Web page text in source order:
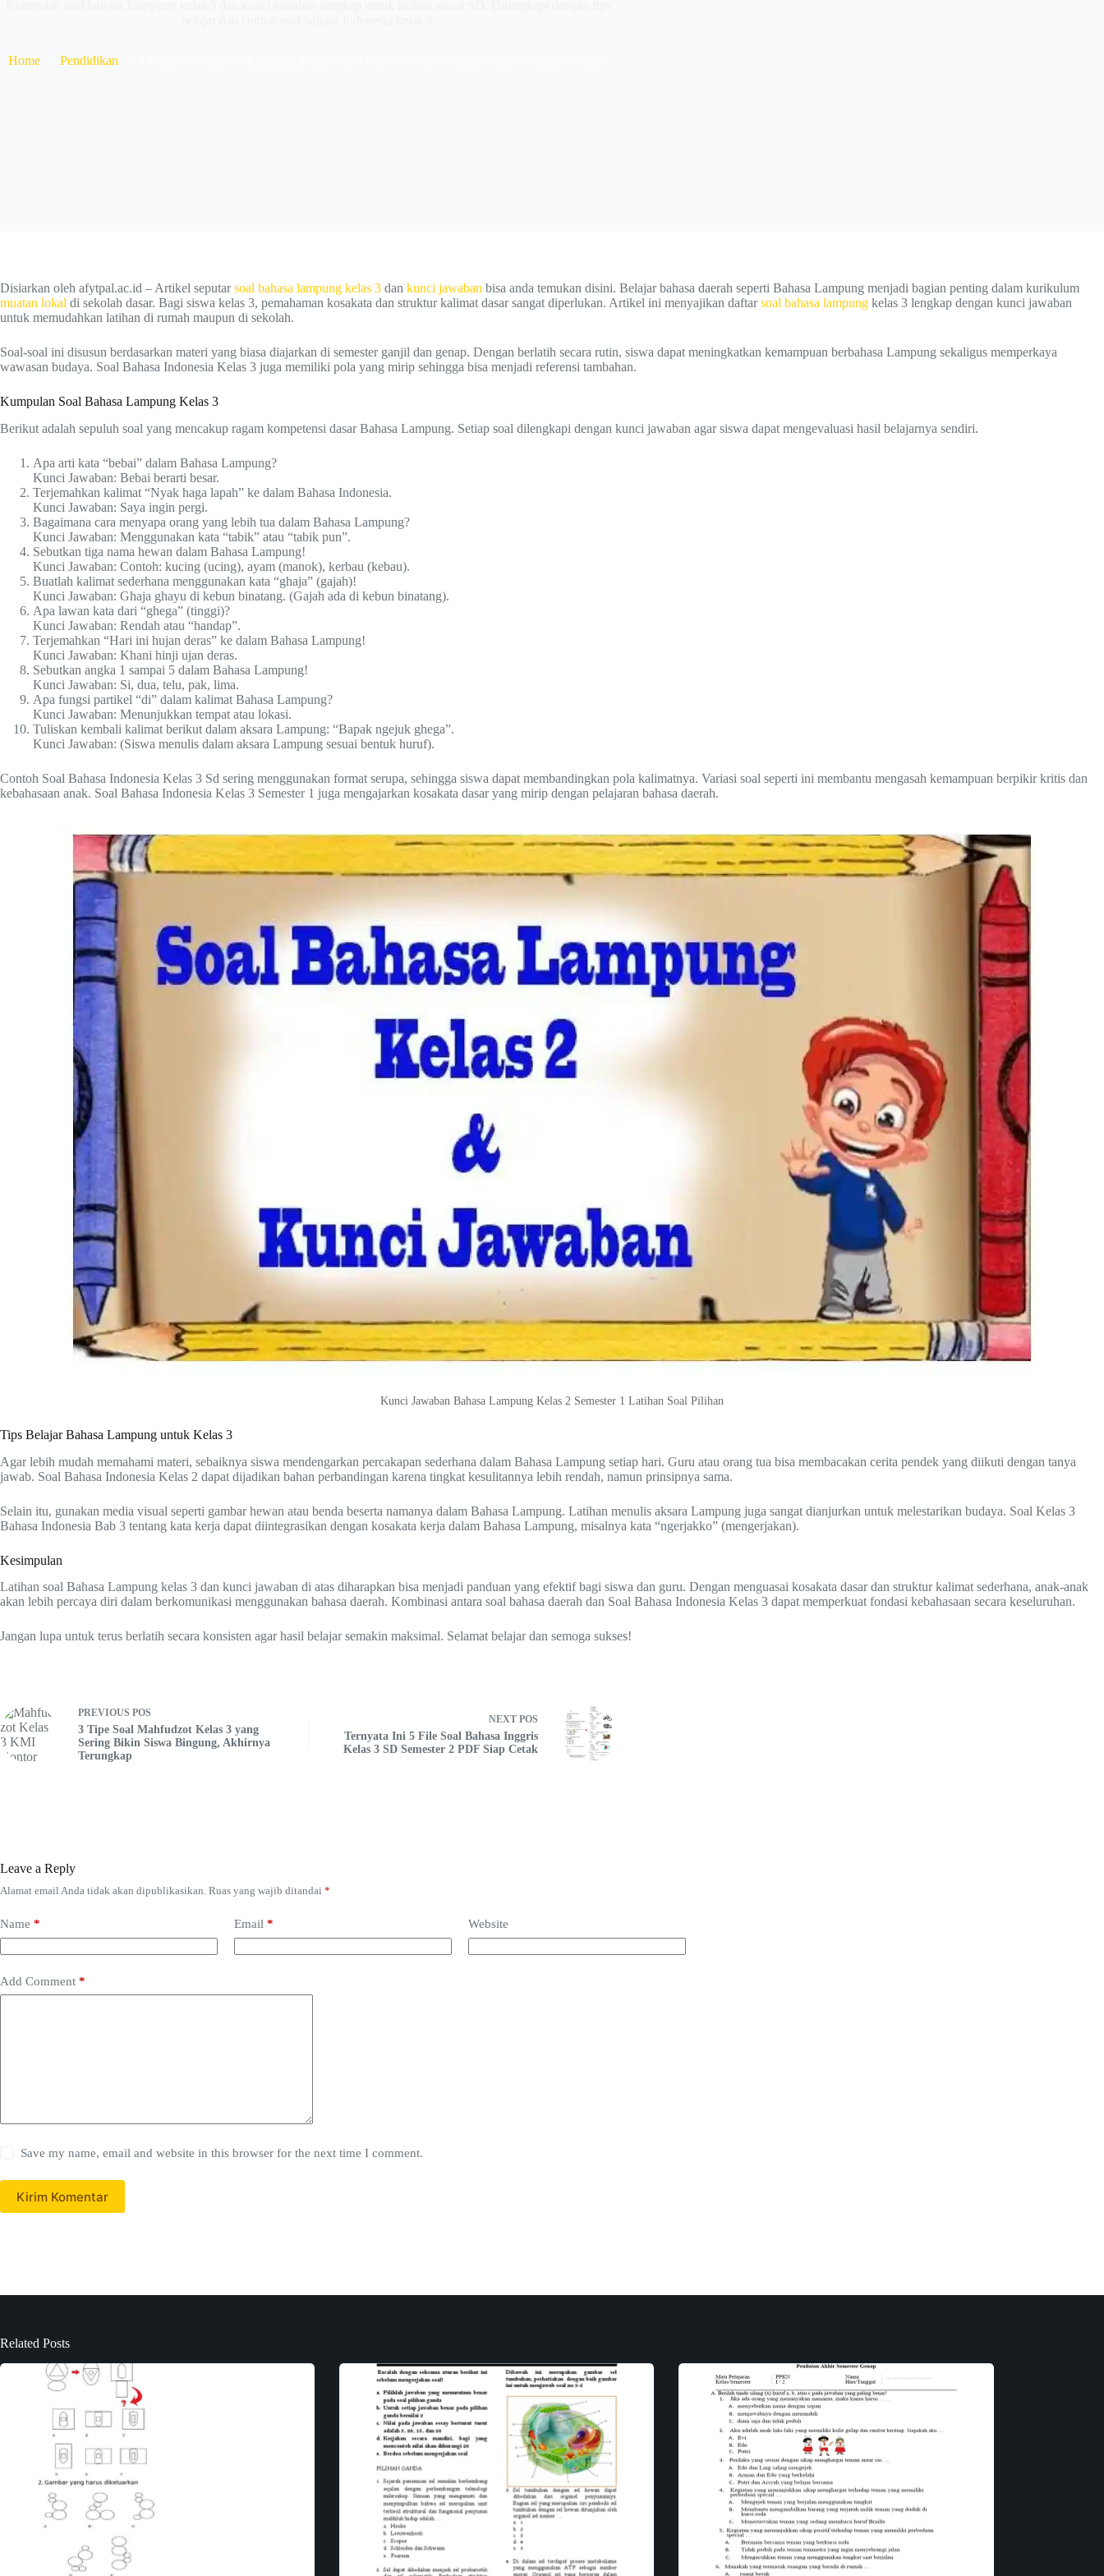
Home Pendidikan
Disiarkan oleh afytpal.ac.id – Artikel seputarsoal bahasa lampung kelas 3 dan kunci jawaban bisa anda temukan disini. Belajar bahasa daerah seperti Bahasa Lampung menjadi bagian penting dalam kurikulum
muatan lokal di sekolah dasar. Bagi siswa kelas 3, pemahaman kosakata dan struktur kalimat dasar sangat diperlukan. Artikel ini menyajikan daftarsoal bahasa lampung kelas 3 lengkap dengan kunci jawaban
untuk memudahkan latihan di rumah maupun di sekolah.
Soal-soal ini disusun berdasarkan materi yang biasa diajarkan di semester ganjil dan genap. Dengan berlatih secara rutin, siswa dapat meningkatkan kemampuan berbahasa Lampung sekaligus memperkaya
wawasan budaya. Soal Bahasa Indonesia Kelas 3 juga memiliki pola yang mirip sehingga bisa menjadi referensi tambahan.
Kumpulan Soal Bahasa Lampung Kelas 3
Berikut adalah sepuluh soal yang mencakup ragam kompetensi dasar Bahasa Lampung. Setiap soal dilengkapi dengan kunci jawaban agar siswa dapat mengevaluasi hasil belajarnya sendiri.
Apa arti kata “bebai” dalam Bahasa Lampung?
Kunci Jawaban: Bebai berarti besar.
Terjemahkan kalimat “Nyak haga lapah” ke dalam Bahasa Indonesia.
Kunci Jawaban: Saya ingin pergi.
Bagaimana cara menyapa orang yang lebih tua dalam Bahasa Lampung?
Kunci Jawaban: Menggunakan kata “tabik” atau “tabik pun”.
Sebutkan tiga nama hewan dalam Bahasa Lampung!
Kunci Jawaban: Contoh: kucing (ucing), ayam (manok), kerbau (kebau).
Buatlah kalimat sederhana menggunakan kata “ghaja” (gajah)!
Kunci Jawaban: Ghaja ghayu di kebun binatang. (Gajah ada di kebun binatang).
Apa lawan kata dari “ghega” (tinggi)?
Kunci Jawaban: Rendah atau “handap”.
Terjemahkan “Hari ini hujan deras” ke dalam Bahasa Lampung!
Kunci Jawaban: Khani hinji ujan deras.
Sebutkan angka 1 sampai 5 dalam Bahasa Lampung!
Kunci Jawaban: Si, dua, telu, pak, lima.
Apa fungsi partikel “di” dalam kalimat Bahasa Lampung?
Kunci Jawaban: Menunjukkan tempat atau lokasi.
Tuliskan kembali kalimat berikut dalam aksara Lampung: “Bapak ngejuk ghega”.
Kunci Jawaban: (Siswa menulis dalam aksara Lampung sesuai bentuk huruf).
Contoh Soal Bahasa Indonesia Kelas 3 Sd sering menggunakan format serupa, sehingga siswa dapat membandingkan pola kalimatnya. Variasi soal seperti ini membantu mengasah kemampuan berpikir kritis dan
kebahasaan anak. Soal Bahasa Indonesia Kelas 3 Semester 1 juga mengajarkan kosakata dasar yang mirip dengan pelajaran bahasa daerah.
Kunci Jawaban Bahasa Lampung Kelas 2 Semester 1 Latihan Soal Pilihan
Tips Belajar Bahasa Lampung untuk Kelas 3
Agar lebih mudah memahami materi, sebaiknya siswa mendengarkan percakapan sederhana dalam Bahasa Lampung setiap hari. Guru atau orang tua bisa membacakan cerita pendek yang diikuti dengan tanya
jawab. Soal Bahasa Indonesia Kelas 2 dapat dijadikan bahan perbandingan karena tingkat kesulitannya lebih rendah, namun prinsipnya sama.
Selain itu, gunakan media visual seperti gambar hewan atau benda beserta namanya dalam Bahasa Lampung. Latihan menulis aksara Lampung juga sangat dianjurkan untuk melestarikan budaya. Soal Kelas 3
Bahasa Indonesia Bab 3 tentang kata kerja dapat diintegrasikan dengan kosakata kerja dalam Bahasa Lampung, misalnya kata “ngerjakko” (mengerjakan).
Kesimpulan
Latihan soal Bahasa Lampung kelas 3 dan kunci jawaban di atas diharapkan bisa menjadi panduan yang efektif bagi siswa dan guru. Dengan menguasai kosakata dasar dan struktur kalimat sederhana, anak-anak
akan lebih percaya diri dalam berkomunikasi menggunakan bahasa daerah. Kombinasi antara soal bahasa daerah dan Soal Bahasa Indonesia Kelas 3 dapat memperkuat fondasi kebahasaan secara keseluruhan.
Jangan lupa untuk terus berlatih secara konsisten agar hasil belajar semakin maksimal. Selamat belajar dan semoga sukses!
PREVIOUS POS
3 Tipe Soal Mahfudzot Kelas 3 yang
Sering Bikin Siswa Bingung, Akhirnya
Terungkap
NEXT POS
Ternyata Ini 5 File Soal Bahasa Inggris
Kelas 3 SD Semester 2 PDF Siap Cetak
Leave a Reply
Alamat email Anda tidak akan dipublikasikan. Ruas yang wajib ditandai *
Name * Email * Website
Add Comment *
Save my name, email and website in this browser for the next time I comment.
Kirim Komentar
Related Posts